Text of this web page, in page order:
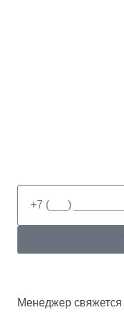
Менеджер